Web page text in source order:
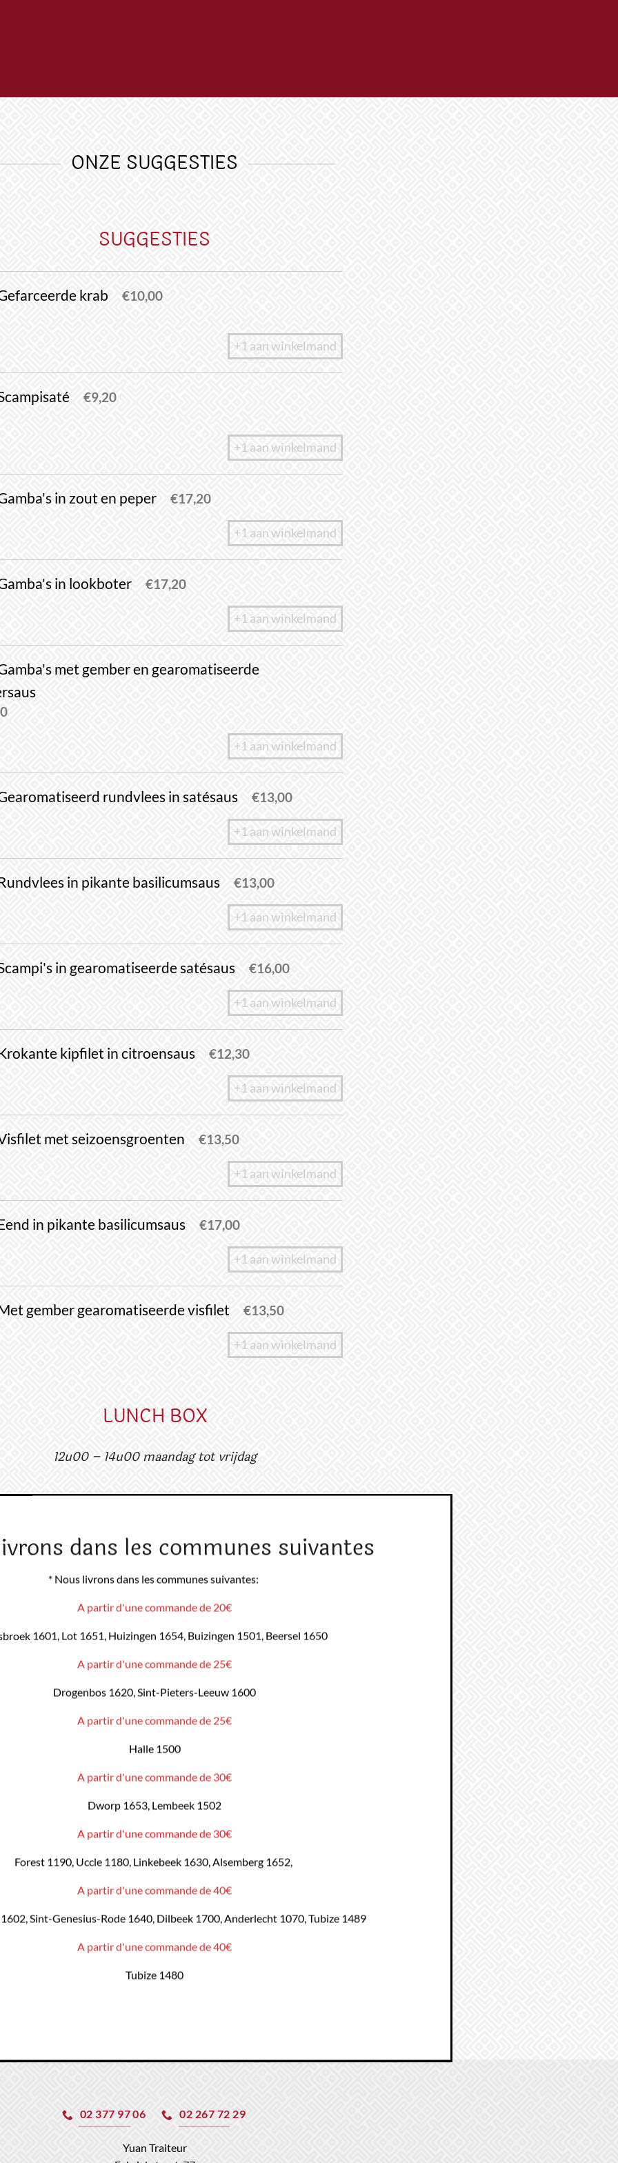
ONZE SUGGESTIES
SUGGESTIES
krab €10,00
+1 aan winkelmand
€9,20
+1 aan winkelmand
in zout en peper €17,20
+1 aan winkelmand
in lookboter €17,20
+1 aan winkelmand
met gember en gearomatiseerde
+1 aan winkelmand
rundvlees in satésaus €13,00
+1 aan winkelmand
in pikante basilicumsaus €13,00
+1 aan winkelmand
in gearomatiseerde satésaus €16,00
+1 aan winkelmand
kipfilet in citroensaus €12,30
+1 aan winkelmand
met seizoensgroenten €13,50
+1 aan winkelmand
in pikante basilicumsaus €17,00
+1 aan winkelmand
gember gearomatiseerde visfilet €13,50
+1 aan winkelmand
LUNCH BOX​​
12u00 – 14u00 maandag tot vrijdag
dans les communes suivantes
* Nous livrons dans les communes suivantes:
A partir d'une commande de 20€
1601, Lot 1651, Huizingen 1654, Buizingen 1501, Beersel 1650
A partir d'une commande de 25€
Drogenbos 1620, Sint-Pieters-Leeuw 1600
A partir d'une commande de 25€
Halle 1500
A partir d'une commande de 30€
Dworp 1653, Lembeek 1502
A partir d'une commande de 30€
Forest 1190, Uccle 1180, Linkebeek 1630, Alsemberg 1652,
A partir d'une commande de 40€
Sint-Genesius-Rode 1640, Dilbeek 1700, Anderlecht 1070, Tubize 1489
A partir d'une commande de 40€
Tubize 1480
02 377 97 06 02 267 72 29
Yuan Traiteur